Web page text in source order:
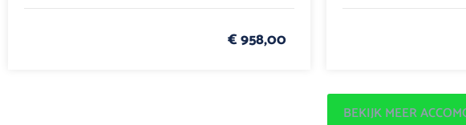
€ 958,00
BEKIJK MEER